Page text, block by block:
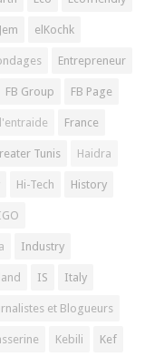
elKochk
Entrepreneur
FB Group FB Page
France
Tunis Haidra
Hi-Tech History
Industry
IS Italy
et Blogueurs
Kebili Kef